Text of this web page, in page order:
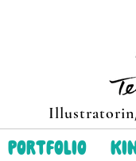
Portfolio